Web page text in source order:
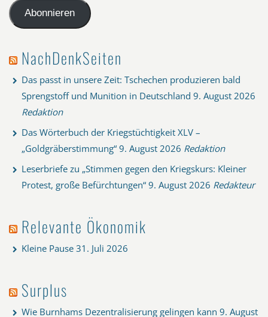
AdresseAbonnieren
NachDenkSeiten
Das passt in unsere Zeit: Tschechen produzieren bald
Sprengstoff und Munition in Deutschland 9. August 2026
Redaktion
Das Wörterbuch der Kriegstüchtigkeit XLV –
„Goldgräberstimmung“ 9. August 2026 Redaktion
Leserbriefe zu „Stimmen gegen den Kriegskurs: Kleiner
Protest, große Befürchtungen“ 9. August 2026 Redakteur
Relevante Ökonomik
Kleine Pause 31. Juli 2026
Surplus
Wie Burnhams Dezentralisierung gelingen kann 9. August